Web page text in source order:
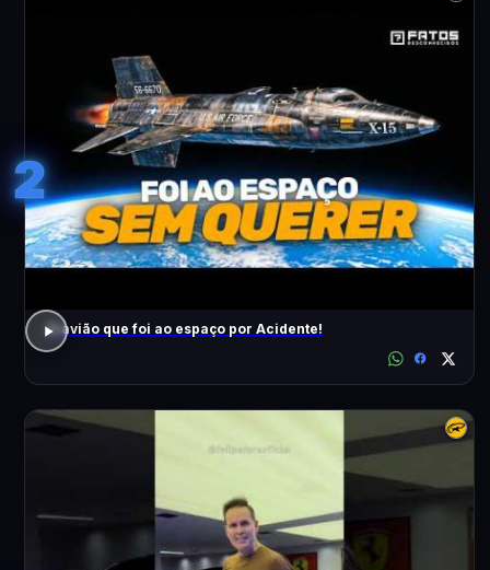
2
O avião que foi ao espaço por Acidente!